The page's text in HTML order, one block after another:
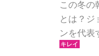
この冬の
とは？ジ
ンを代表
トロジー